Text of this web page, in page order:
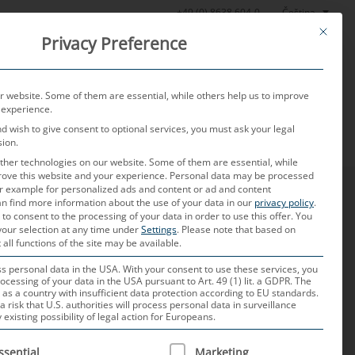
+49 (0) 8638 604-0 Čeština
Aktuality O nás Kariéra Kontakt
der MD Gruppe. Mehr als 12
Einkauf machen ihn zu einem Experten auf
mit seinen Einkaufsteams den Gesamtumfang
zu garantieren und die
ganzheitliche Einkaufsstrategie entwickelt.
This
Privacy Preference
website. Some of them are essential, while others help us to improve
wish to give consent to optional services, you must ask your legal
technologies on our website. Some of them are essential, while
this website and your experience. Personal data may be processed
example for personalized ads and content or ad and content
find more information about the use of your data in our privacy policy.
consent to the processing of your data in order to use this offer.You
selection at any time underSettings. Please note that based on
functions of the site may be available.
personal data in the USA. With your consent to use these services, you
of your data in the USA pursuant to Art. 49 (1) lit. a GDPR. The
as a country with insufficient data protection according to EU standards.
risk that U.S. authorities will process personal data in surveillance
possibility of legal action for Europeans.
IS A LIST OF SERVICE GROUPS FOR WHICH CONSENT